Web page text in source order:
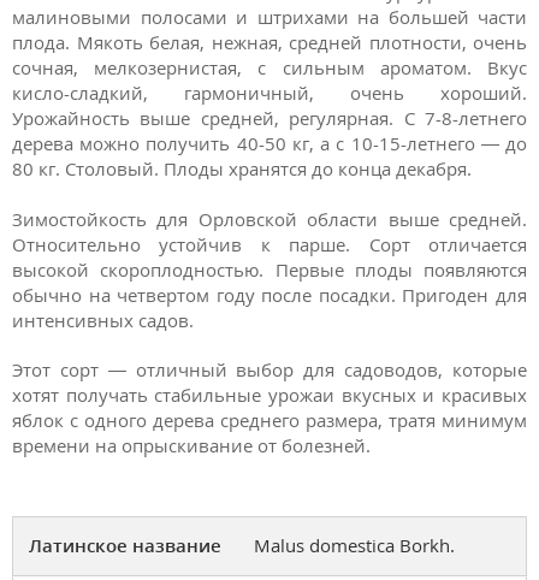
малиновыми полосами и штрихами на большей части
плода. Мякоть белая, нежная, средней плотности, очень
сочная, мелкозернистая, с сильным ароматом. Вкус
кисло-сладкий, гармоничный, очень хороший.
Урожайность выше средней, регулярная. С 7-8-летнего
дерева можно получить 40-50 кг, а с 10-15-летнего — до
80 кг. Столовый. Плоды хранятся до конца декабря.
Зимостойкость для Орловской области выше средней.
Относительно устойчив к парше. Сорт отличается
высокой скороплодностью. Первые плоды появляются
обычно на четвертом году после посадки. Пригоден для
интенсивных садов.
Этот сорт — отличный выбор для садоводов, которые
хотят получать стабильные урожаи вкусных и красивых
яблок с одного дерева среднего размера, тратя минимум
времени на опрыскивание от болезней.
Латинское название Malus domestica Borkh.